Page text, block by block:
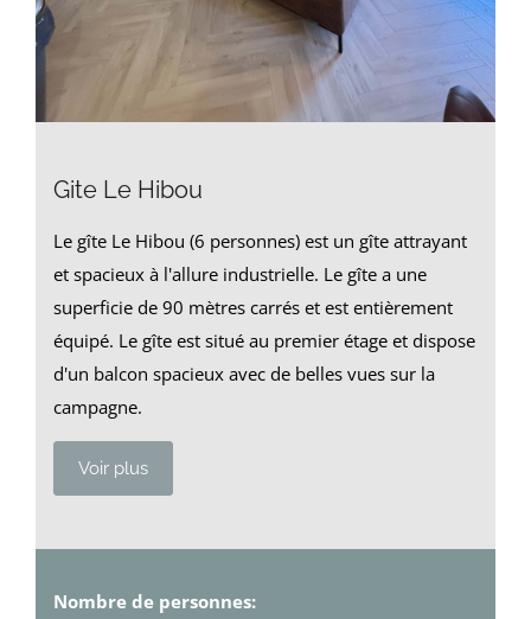
Gite Le Hibou
Le gîte Le Hibou (6 personnes) est un gîte attrayant
et spacieux à l'allure industrielle. Le gîte a une
superficie de 90 mètres carrés et est entièrement
équipé. Le gîte est situé au premier étage et dispose
d'un balcon spacieux avec de belles vues sur la
campagne.
Voir plus
Nombre de personnes: